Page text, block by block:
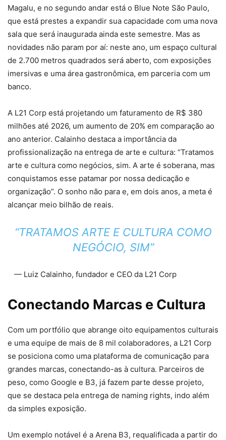
Magalu, e no segundo andar está o Blue Note São Paulo,
que está prestes a expandir sua capacidade com uma nova
sala que será inaugurada ainda este semestre. Mas as
novidades não param por aí: neste ano, um espaço cultural
de 2.700 metros quadrados será aberto, com exposições
imersivas e uma área gastronômica, em parceria com um
banco.
A L21 Corp está projetando um faturamento de R$ 380
milhões até 2026, um aumento de 20% em comparação ao
ano anterior. Calainho destaca a importância da
profissionalização na entrega de arte e cultura: “Tratamos
arte e cultura como negócios, sim. A arte é soberana, mas
conquistamos esse patamar por nossa dedicação e
organização”. O sonho não para e, em dois anos, a meta é
alcançar meio bilhão de reais.
“TRATAMOS ARTE E CULTURA COMO
NEGÓCIO, SIM”
— Luiz Calainho, fundador e CEO da L21 Corp
Conectando Marcas e Cultura
Com um portfólio que abrange oito equipamentos culturais
e uma equipe de mais de 8 mil colaboradores, a L21 Corp
se posiciona como uma plataforma de comunicação para
grandes marcas, conectando-as à cultura. Parceiros de
peso, como Google e B3, já fazem parte desse projeto,
que se destaca pela entrega de naming rights, indo além
da simples exposição.
Um exemplo notável é a Arena B3, requalificada a partir do